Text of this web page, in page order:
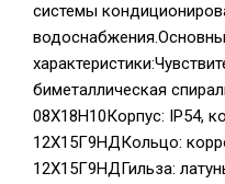
системы
биметаллическая
08Х18Н10Корпус: IP54,
12Х15Г9НДКольцо:
12Х15Г9НДГильза: